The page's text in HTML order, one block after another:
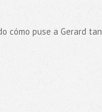
cómo puse a Gerard tan